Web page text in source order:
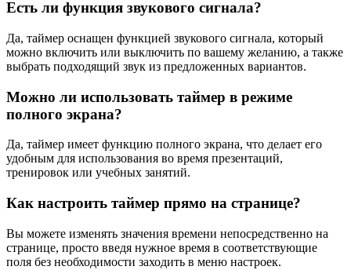
Есть ли функция звукового сигнала?
Да, таймер оснащен функцией звукового сигнала, который
можно включить или выключить по вашему желанию, а также
выбрать подходящий звук из предложенных вариантов.
Можно ли использовать таймер в режиме
полного экрана?
Да, таймер имеет функцию полного экрана, что делает его
удобным для использования во время презентаций,
тренировок или учебных занятий.
Как настроить таймер прямо на странице?
Вы можете изменять значения времени непосредственно на
странице, просто введя нужное время в соответствующие
поля без необходимости заходить в меню настроек.